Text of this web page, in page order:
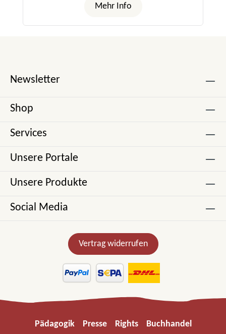
Mehr Info
Newsletter
Shop
Services
Unsere Portale
Unsere Produkte
Social Media
Vertrag widerrufen
Pädagogik Presse Rights Buchhandel